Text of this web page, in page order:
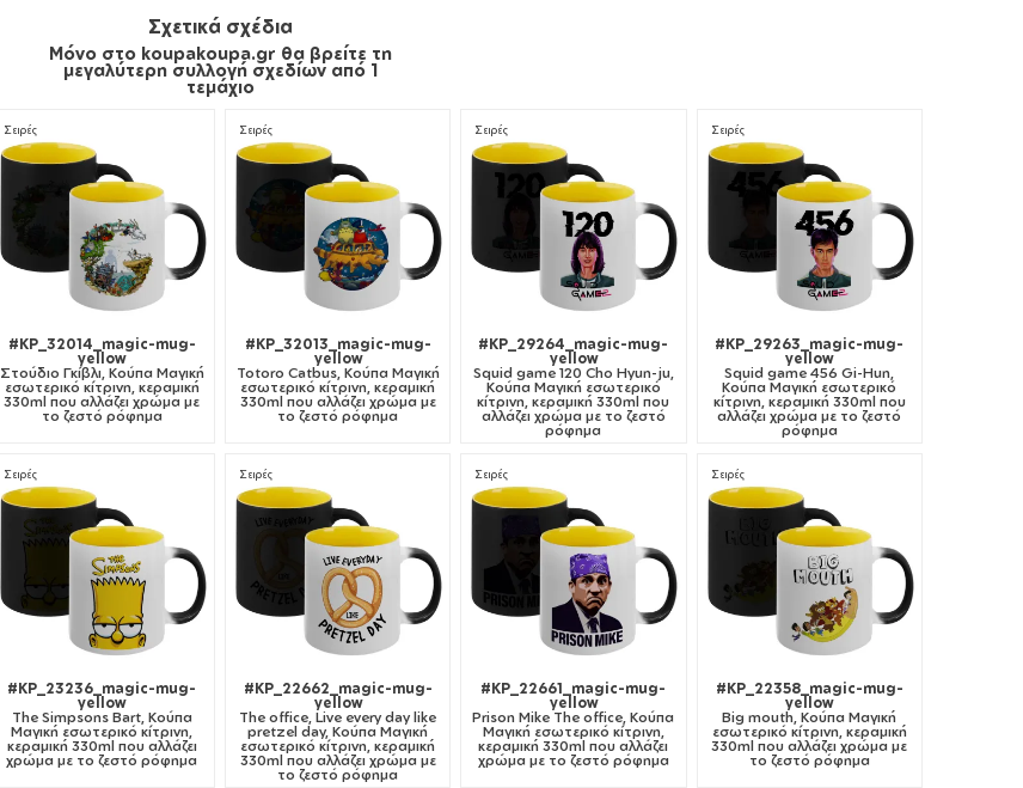
Σχετικά σχέδια
Μόνο στο koupakoupa.gr θα βρείτε τη
μεγαλύτερη συλλογή σχεδίων από 1
τεμάχιο
Σειρές
#KP_32014_magic-mug-
yellow
Στούδιο Γκίβλι, Κούπα Μαγική
εσωτερικό κίτρινη, κεραμική
330ml που αλλάζει χρώμα με
το ζεστό ρόφημα
Σειρές
#KP_32013_magic-mug-
yellow
Totoro Catbus, Κούπα Μαγική
εσωτερικό κίτρινη, κεραμική
330ml που αλλάζει χρώμα με
το ζεστό ρόφημα
Σειρές
#KP_29264_magic-mug-
yellow
Squid game 120 Cho Hyun-ju,
Κούπα Μαγική εσωτερικό
κίτρινη, κεραμική 330ml που
αλλάζει χρώμα με το ζεστό
ρόφημα
Σειρές
#KP_29263_magic-mug-
yellow
Squid game 456 Gi-Hun,
Κούπα Μαγική εσωτερικό
κίτρινη, κεραμική 330ml που
αλλάζει χρώμα με το ζεστό
ρόφημα
Σειρές
#KP_23236_magic-mug-
yellow
The Simpsons Bart, Κούπα
Μαγική εσωτερικό κίτρινη,
κεραμική 330ml που αλλάζει
χρώμα με το ζεστό ρόφημα
Σειρές
#KP_22662_magic-mug-
yellow
The office, Live every day like
pretzel day, Κούπα Μαγική
εσωτερικό κίτρινη, κεραμική
330ml που αλλάζει χρώμα με
το ζεστό ρόφημα
Σειρές
#KP_22661_magic-mug-
yellow
Prison Mike The office, Κούπα
Μαγική εσωτερικό κίτρινη,
κεραμική 330ml που αλλάζει
χρώμα με το ζεστό ρόφημα
Σειρές
#KP_22358_magic-mug-
yellow
Big mouth, Κούπα Μαγική
εσωτερικό κίτρινη, κεραμική
330ml που αλλάζει χρώμα με
το ζεστό ρόφημα